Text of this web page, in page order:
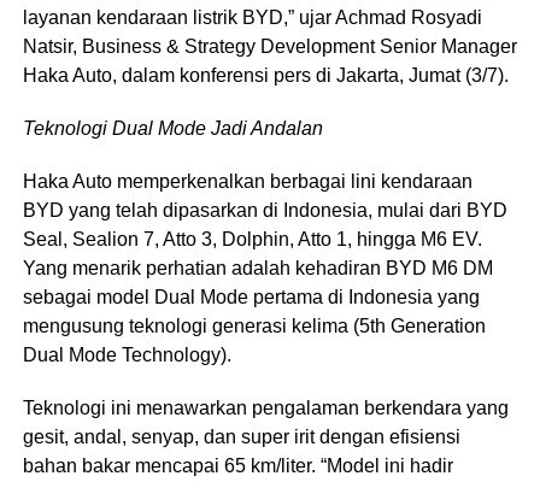
layanan kendaraan listrik BYD,” ujar Achmad Rosyadi
Natsir, Business & Strategy Development Senior Manager
Haka Auto, dalam konferensi pers di Jakarta, Jumat (3/7).
Teknologi Dual Mode Jadi Andalan
Haka Auto memperkenalkan berbagai lini kendaraan
BYD yang telah dipasarkan di Indonesia, mulai dari BYD
Seal, Sealion 7, Atto 3, Dolphin, Atto 1, hingga M6 EV.
Yang menarik perhatian adalah kehadiran BYD M6 DM
sebagai model Dual Mode pertama di Indonesia yang
mengusung teknologi generasi kelima (5th Generation
Dual Mode Technology).
Teknologi ini menawarkan pengalaman berkendara yang
gesit, andal, senyap, dan super irit dengan efisiensi
bahan bakar mencapai 65 km/liter. “Model ini hadir